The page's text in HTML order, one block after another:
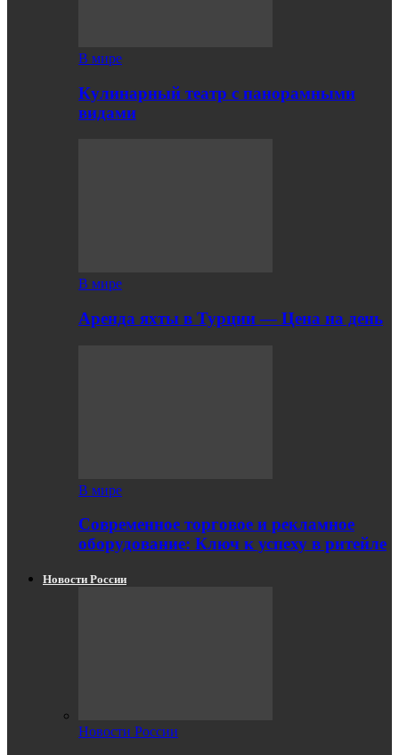
В мире
Кулинарный театр с панорамными
видами
В мире
Аренда яхты в Турции — Цена на день
В мире
Современное торговое и рекламное
оборудование: Ключ к успеху в ритейле
Новости России
Новости России